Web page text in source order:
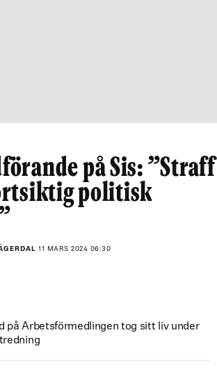
på Sis: ”Straff
politisk
11 MARS 2024 06:30
på Arbetsförmedlingen tog sitt liv under